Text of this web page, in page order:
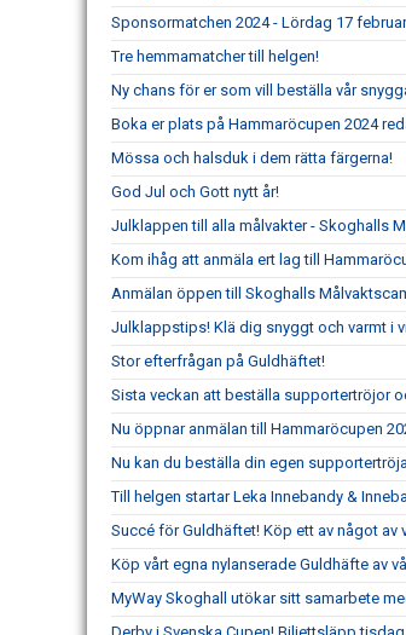
Sponsormatchen 2024 - Lördag 17
Tre hemmamatcher till helgen!
Ny chans för er som vill beställa vår
Boka er plats på Hammaröcupen 2024
Mössa och halsduk i dem rätta färgerna!
God Jul och Gott nytt år!
Julklappen till alla målvakter - Skoghalls
Kom ihåg att anmäla ert lag till
Anmälan öppen till Skoghalls
Julklappstips! Klä dig snyggt och varmt i
Stor efterfrågan på Guldhäftet!
Sista veckan att beställa supportertröjor
Nu öppnar anmälan till Hammaröcupen
Nu kan du beställa din egen
Till helgen startar Leka Innebandy &
Succé för Guldhäftet! Köp ett av något av
Köp vårt egna nylanserade Guldhäfte av
MyWay Skoghall utökar sitt samarbete